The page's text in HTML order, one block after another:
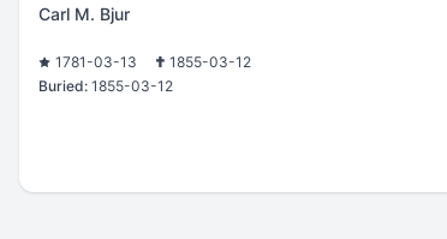
Carl M. Bjur
1781-03-13
1855-03-12
Buried: 1855-03-12